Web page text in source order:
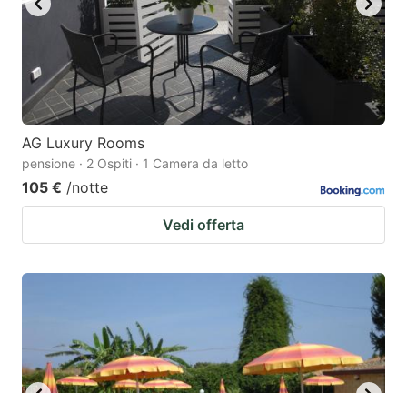
AG Luxury Rooms
pensione · 2 Ospiti · 1 Camera da letto
105 € /notte
Vedi offerta